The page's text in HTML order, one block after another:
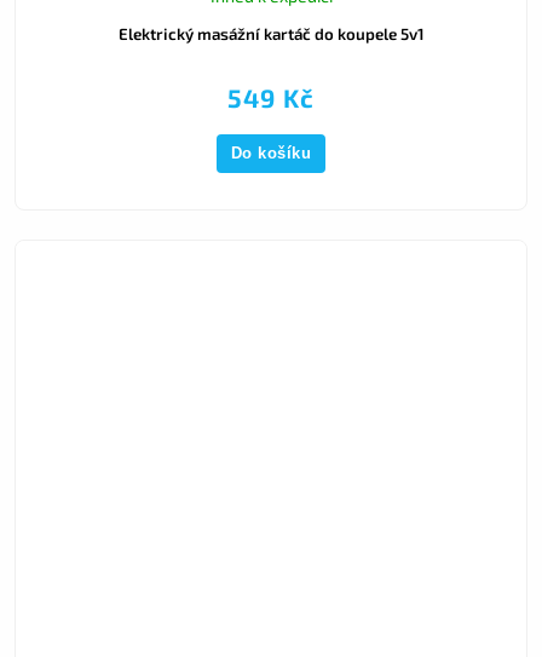
Elektrický masážní kartáč do koupele 5v1
549 Kč
Do košíku